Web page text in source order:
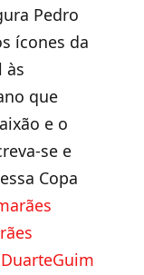
Pedro
ícones da
às
que
e o
se e
Copa